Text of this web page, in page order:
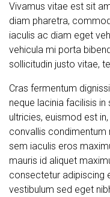
Vivamus vitae est sit
diam pharetra,
iaculis ac diam eget
vehicula mi porta
sollicitudin justo vitae,
Cras fermentum
neque lacinia facilisis
ultricies, euismod est
convallis condimentum
sem iaculis eros
mauris id aliquet
consectetur adipiscing
vestibulum sed eget